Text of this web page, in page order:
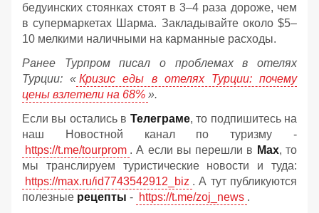
бедуинских стоянках стоят в 3–4 раза дороже, чем
в супермаркетах Шарма. Закладывайте около $5–
10 мелкими наличными на карманные расходы.
Ранее Турпром писал о проблемах в отелях
Турции: « Кризис еды в отелях Турции: почему
цены взлетели на 68% ».
Если вы остались в Телеграме, то подпишитесь на
наш Новостной канал по туризму -
https://t.me/tourprom . А если вы перешли в Мах, то
мы транслируем туристические новости и туда:
https://max.ru/id7743542912_biz . А тут публикуются
полезные рецепты - https://t.me/zoj_news .